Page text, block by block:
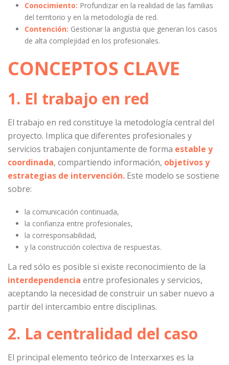
Conocimiento: Profundizar en la realidad de las familias
del territorio y en la metodología de red.
Contención: Gestionar la angustia que generan los casos
de alta complejidad en los profesionales.
CONCEPTOS CLAVE
1. El trabajo en red
El trabajo en red constituye la metodología central del
proyecto. Implica que diferentes profesionales y
servicios trabajen conjuntamente de forma estable y
coordinada, compartiendo información, objetivos y
estrategias de intervención. Este modelo se sostiene
sobre:
la comunicación continuada,
la confianza entre profesionales,
la corresponsabilidad,
y la construcción colectiva de respuestas.
La red sólo es posible si existe reconocimiento de la
interdependencia entre profesionales y servicios,
aceptando la necesidad de construir un saber nuevo a
partir del intercambio entre disciplinas.
2. La centralidad del caso
El principal elemento teórico de Interxarxes es la